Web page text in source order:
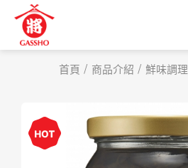
首頁 商品介紹 鮮味調理